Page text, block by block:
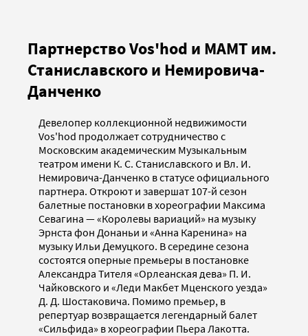
Партнерство Vos'hod и МАМТ им.
Станиславского и Немировича-
Данченко
Девелопер коллекционной недвижимости
Vos'hod продолжает сотрудничество с
Московским академическим Музыкальным
театром имени К. С. Станиславского и Вл. И.
Немировича-Данченко в статусе официального
партнера. Откроют и завершат 107-й сезон
балетные постановки в хореографии Максима
Севагина — «Королевы вариаций» на музыку
Эрнста фон Донаньи и «Анна Каренина» на
музыку Ильи Демуцкого. В середине сезона
состоятся оперные премьеры в постановке
Александра Тителя «Орлеанская дева» П. И.
Чайковского и «Леди Макбет Мценского уезда»
Д. Д. Шостаковича. Помимо премьер, в
репертуар возвращается легендарный балет
«Сильфида» в хореографии Пьера Лакотта.